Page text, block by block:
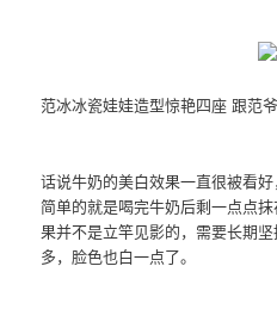
范冰冰瓷娃娃造型惊艳四座 跟范
话说牛奶的美白效果一直很被看
简单的就是喝完牛奶后剩一点点
果并不是立竿见影的，需要长期
多，脸色也白一点了。